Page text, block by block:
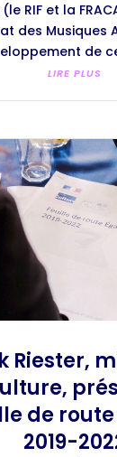
RIF et la
des Musiques
de
LIRE PLUS
Riester,
de
2019-